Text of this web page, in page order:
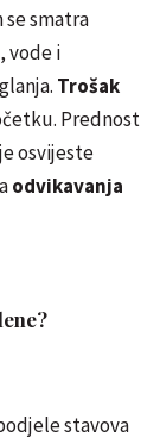
se smatra
vode i
Trošak
Prednost
osvijeste
odvikavanja
stavova